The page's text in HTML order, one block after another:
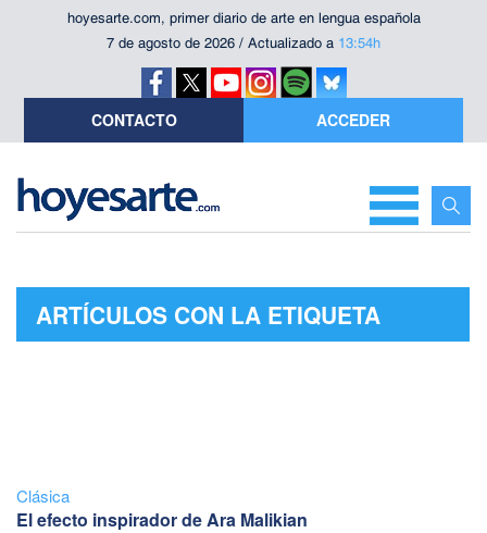
hoyesarte.com, primer diario de arte en lengua española
7 de agosto de 2026 / Actualizado a 13:54h
CONTACTO ACCEDER
ARTÍCULOS CON LA ETIQUETA
Clásica
El efecto inspirador de Ara Malikian